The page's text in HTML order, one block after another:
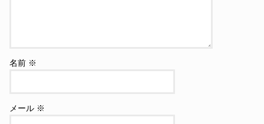
名前 ※
メール ※